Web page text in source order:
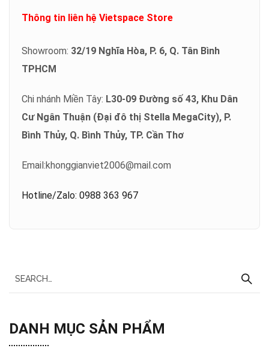
Thông tin liên hệ Vietspace Store
Showroom: 32/19 Nghĩa Hòa, P. 6, Q. Tân Bình
TPHCM
Chi nhánh Miền Tây: L30-09 Đường số 43, Khu Dân
Cư Ngân Thuận (Đại đô thị Stella MegaCity), P.
Bình Thủy, Q. Bình Thủy, TP. Cần Thơ
Email:khonggianviet2006@mail.com
Hotline/Zalo: 0988 363 967
DANH MỤC SẢN PHẨM